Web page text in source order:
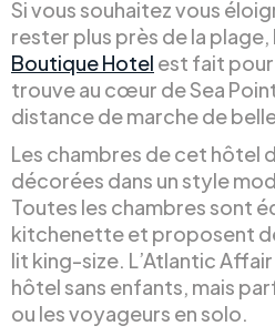
Si vous souhaitez vous
rester plus près de la plage,
Boutique Hotel est fait
trouve au cœur de Sea
distance de marche de
Les chambres de cet hôtel
décorées dans un style
Toutes les chambres sont
kitchenette et proposent
lit king-size. L’Atlantic
hôtel sans enfants, mais
ou les voyageurs en solo.